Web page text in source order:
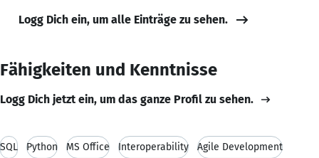
Logg Dich ein, um alle Einträge zu sehen.
Fähigkeiten und Kenntnisse
Logg Dich jetzt ein, um das ganze Profil zu sehen.
SQL Python MS Office Interoperability Agile Development